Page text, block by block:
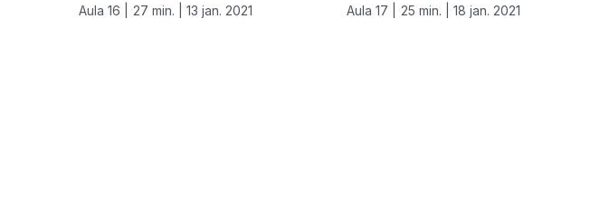
Aula 16 | 27 min. | 13 jan. 2021 Aula 17 | 25 min. | 18 jan. 2021